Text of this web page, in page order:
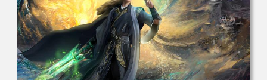
纸大全